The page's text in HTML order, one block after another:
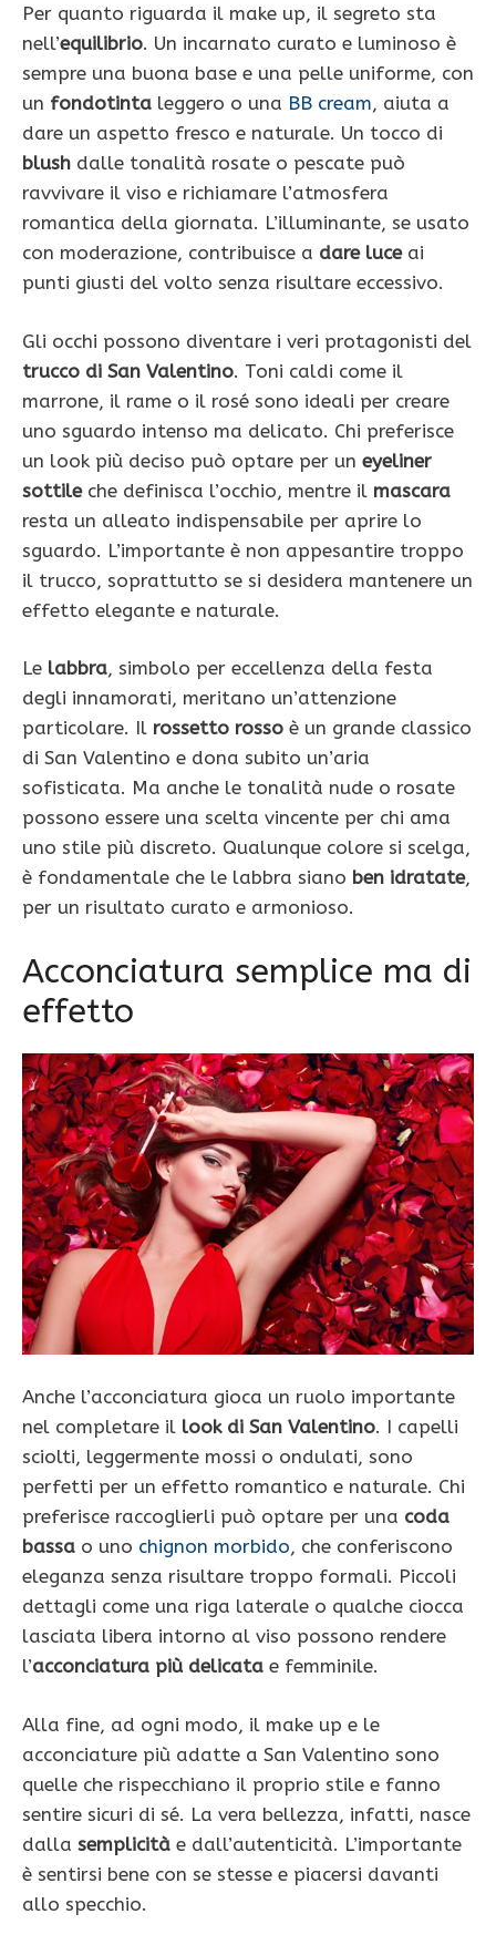
Per quanto riguarda il make up, il segreto sta
nell’equilibrio. Un incarnato curato e luminoso è
sempre una buona base e una pelle uniforme, con
un fondotinta leggero o una BB cream, aiuta a
dare un aspetto fresco e naturale. Un tocco di
blush dalle tonalità rosate o pescate può
ravvivare il viso e richiamare l’atmosfera
romantica della giornata. L’illuminante, se usato
con moderazione, contribuisce a dare luceai
punti giusti del volto senza risultare eccessivo.
Gli occhi possono diventare i veri protagonisti del
trucco di San Valentino. Toni caldi come il
marrone, il rame o il rosé sono ideali per creare
uno sguardo intenso ma delicato. Chi preferisce
un look più deciso può optare per un eyeliner
sottileche definisca l’occhio, mentre il mascara
resta un alleato indispensabile per aprire lo
sguardo. L’importante è non appesantire troppo
il trucco, soprattutto se si desidera mantenere un
effetto elegante e naturale.
Le labbra, simbolo per eccellenza della festa
degli innamorati, meritano un’attenzione
particolare. Il rossetto rosso è un grande classico
di San Valentino e dona subito un’aria
sofisticata. Ma anche le tonalità nude o rosate
possono essere una scelta vincente per chi ama
uno stile più discreto. Qualunque colore si scelga,
è fondamentale che le labbra siano ben idratate,
per un risultato curato e armonioso.
Acconciatura semplice ma di
effetto
Anche l’acconciatura gioca un ruolo importante
nel completare il look di San Valentino. I capelli
sciolti, leggermente mossi o ondulati, sono
perfetti per un effetto romantico e naturale. Chi
preferisce raccoglierli può optare per una coda
bassa o uno chignon morbido, che conferiscono
eleganza senza risultare troppo formali. Piccoli
dettagli come una riga laterale o qualche ciocca
lasciata libera intorno al viso possono rendere
l’acconciatura più delicata e femminile.
Alla fine, ad ogni modo, il make up e le
acconciature più adatte a San Valentino sono
quelle che rispecchiano il proprio stile e fanno
sentire sicuri di sé. La vera bellezza, infatti, nasce
dalla semplicità e dall’autenticità. L’importante
è sentirsi bene con se stesse e piacersi davanti
allo specchio.